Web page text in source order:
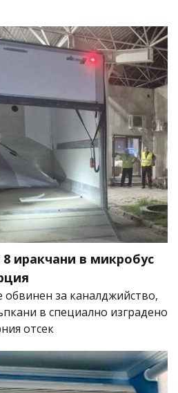
8 иракчани в микробус
за каналджийство,
в специално изградено
отсек